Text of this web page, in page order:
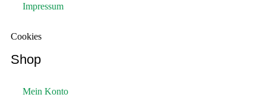
Impressum
Cookies
Shop
Mein Konto